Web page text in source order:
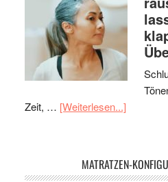
Zeit, … [Weiterlesen...]
MATRATZEN-